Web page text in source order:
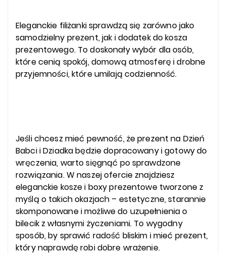
Eleganckie filiżanki sprawdzą się zarówno jako
samodzielny prezent, jak i dodatek do kosza
prezentowego. To doskonały wybór dla osób,
które cenią spokój, domową atmosferę i drobne
przyjemności, które umilają codzienność.
Jeśli chcesz mieć pewność, że prezent na Dzień
Babci i Dziadka będzie dopracowany i gotowy do
wręczenia, warto sięgnąć po sprawdzone
rozwiązania. W naszej ofercie znajdziesz
eleganckie kosze i boxy prezentowe tworzone z
myślą o takich okazjach – estetyczne, starannie
skomponowane i możliwe do uzupełnienia o
bilecik z własnymi życzeniami. To wygodny
sposób, by sprawić radość bliskim i mieć prezent,
który naprawdę robi dobre wrażenie.